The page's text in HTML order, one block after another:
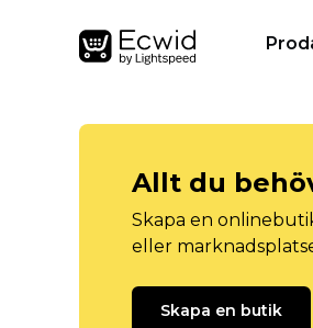
Allt du
Skapa en
eller
Skapa en butik